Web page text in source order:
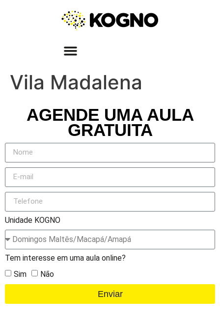
Vila Madalena
AGENDE UMA AULA
GRATUITA
Unidade KOGNO
Tem interesse em uma aula online?
Sim
Não
Enviar